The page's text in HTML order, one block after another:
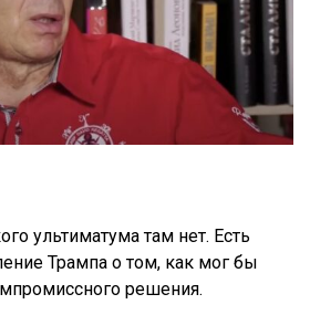
ультиматума там нет. Есть
Трампа о том, как мог бы
решения.